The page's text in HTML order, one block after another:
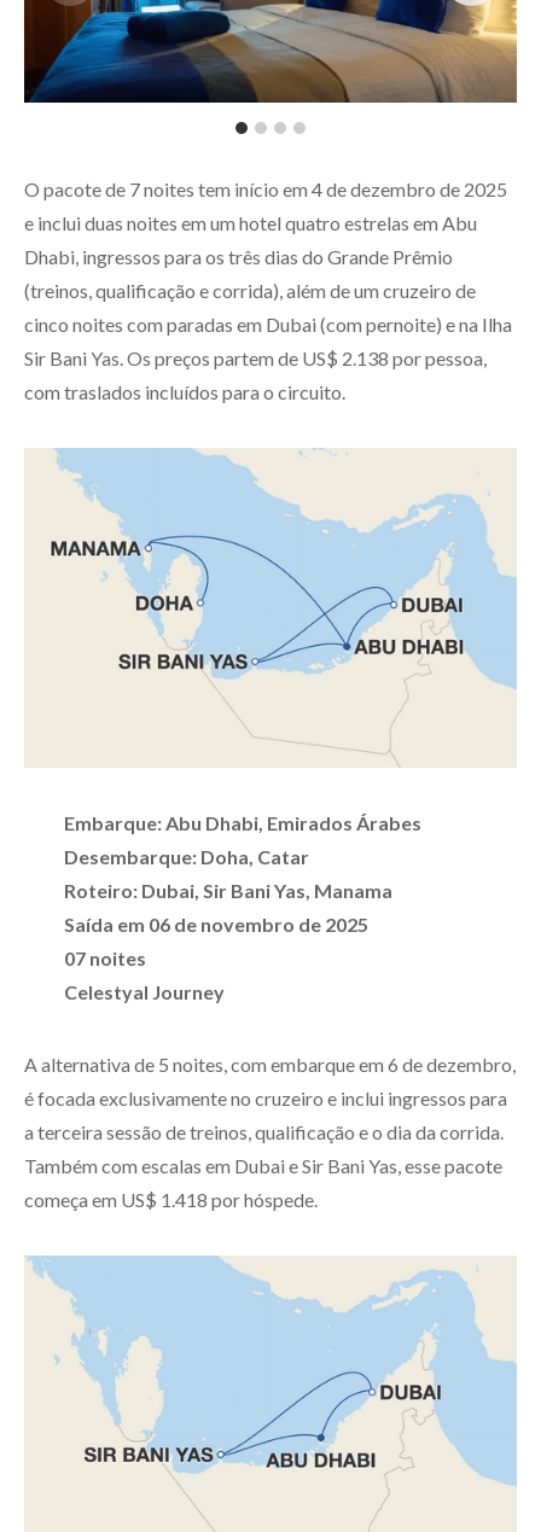
O pacote de 7 noites tem início em 4 de dezembro de 2025
e inclui duas noites em um hotel quatro estrelas em Abu
Dhabi, ingressos para os três dias do Grande Prêmio
(treinos, qualificação e corrida), além de um cruzeiro de
cinco noites com paradas em Dubai (com pernoite) e na Ilha
Sir Bani Yas. Os preços partem de US$ 2.138 por pessoa,
com traslados incluídos para o circuito.
Embarque: Abu Dhabi, Emirados Árabes
Desembarque: Doha, Catar
Roteiro: Dubai, Sir Bani Yas, Manama
Saída em 06 de novembro de 2025
07 noites
Celestyal Journey
A alternativa de 5 noites, com embarque em 6 de dezembro,
é focada exclusivamente no cruzeiro e inclui ingressos para
a terceira sessão de treinos, qualificação e o dia da corrida.
Também com escalas em Dubai e Sir Bani Yas, esse pacote
começa em US$ 1.418 por hóspede.